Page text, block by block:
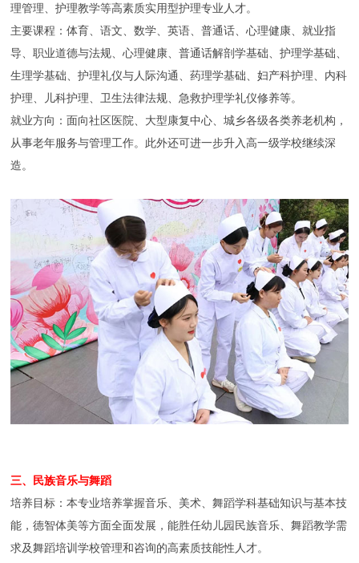
理管理、护理教学等高素质实用型护理专业人才。
主要课程：体育、语文、数学、英语、普通话、心理健康、就业指
导、职业道德与法规、心理健康、普通话解剖学基础、护理学基础、
生理学基础、护理礼仪与人际沟通、药理学基础、妇产科护理、内科
护理、儿科护理、卫生法律法规、急救护理学礼仪修养等。
就业方向：面向社区医院、大型康复中心、城乡各级各类养老机构，
从事老年服务与管理工作。此外还可进一步升入高一级学校继续深
造。
三、民族音乐与舞蹈
培养目标：本专业培养掌握音乐、美术、舞蹈学科基础知识与基本技
能，德智体美等方面全面发展，能胜任幼儿园民族音乐、舞蹈教学需
求及舞蹈培训学校管理和咨询的高素质技能性人才。